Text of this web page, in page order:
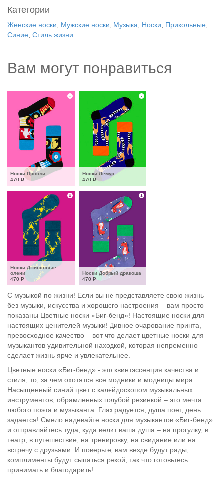
Категории
Женские носки Мужские носки Музыка Носки Прикольные
Синие Стиль жизни
Вам могут понравиться
Носки Прэсли
470 Р
Носки Лемур
470 Р
Носки Джинсовые
олени
470 Р
Носки Добрый дракоша
470 Р
С музыкой по жизни! Если вы не представляете свою жизнь
без музыки, искусства и хорошего настроения – вам просто
показаны Цветные носки «Биг-бенд»! Настоящие носки для
настоящих ценителей музыки! Дивное очарование принта,
превосходное качество – вот что делает цветные носки для
музыкантов удивительной находкой, которая непременно
сделает жизнь ярче и увлекательнее.
Цветные носки «Биг-бенд» - это квинтэссенция качества и
стиля, то, за чем охотятся все модники и модницы мира.
Насыщенный синий цвет с калейдоскопом музыкальных
инструментов, обрамленных голубой резинкой – это мечта
любого поэта и музыканта. Глаз радуется, душа поет, день
задается! Смело надевайте носки для музыкантов «Биг-бенд»
и отправляйтесь туда, куда велит ваша душа – на прогулку, в
театр, в путешествие, на тренировку, на свидание или на
встречу с друзьями. И поверьте, вам везде будут рады,
комплименты будут сыпаться рекой, так что готовьтесь
принимать и благодарить!